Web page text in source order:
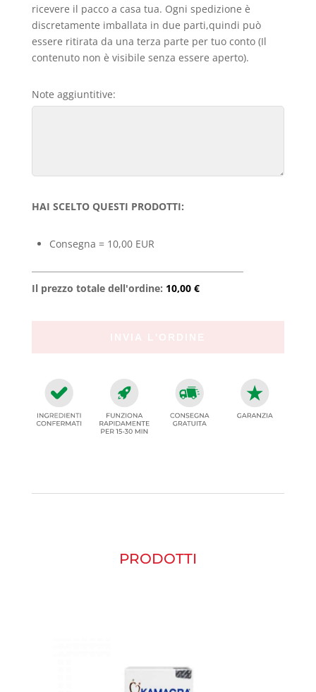
ricevere il pacco a casa tua. Ogni spedizione è
discretamente imballata in due parti,quindi può
essere ritirata da una terza parte per tuo conto (Il
contenuto non è visibile senza essere aperto).
Note aggiuntitive:
HAI SCELTO QUESTI PRODOTTI:
Consegna = 10,00 EUR
Il prezzo totale dell'ordine: 10,00 €
PRODOTTI